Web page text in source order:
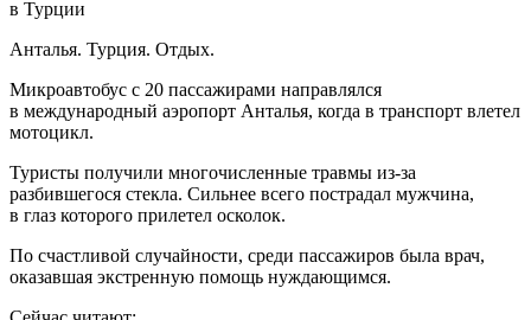
Анталья. Турция. Отдых.
Микроавтобус с 20 пассажирами направлялся
в международный аэропорт Анталья, когда в транспорт влетел
мотоцикл.
Туристы получили многочисленные травмы из-за
разбившегося стекла. Сильнее всего пострадал мужчина,
в глаз которого прилетел осколок.
По счастливой случайности, среди пассажиров была врач,
оказавшая экстренную помощь нуждающимся.